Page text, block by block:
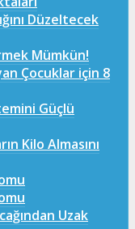
Düzeltecek
Mümkün!
Çocuklar için 8
Güçlü
Kilo Almasını
Uzak